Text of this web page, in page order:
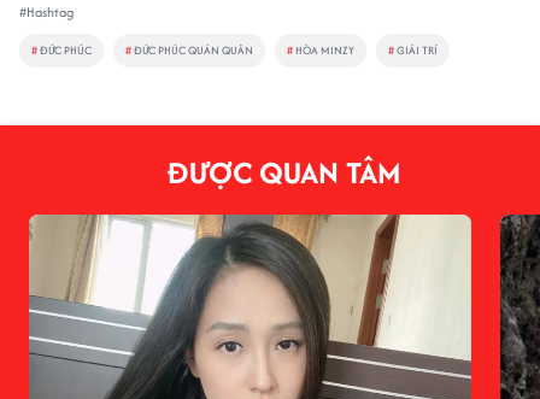
#Hashtag
#ĐỨC PHÚC #ĐỨC PHÚC QUÁN QUÂN # HÒA MINZY #GIẢI TRÍ
ĐƯỢC QUAN TÂM